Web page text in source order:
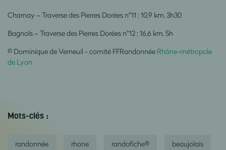
Charnay – Traverse des Pierres Dorées n°11 : 10,9 km, 3h30
Bagnols – Traverse des Pierres Dorées n°12: 16,6 km, 5h
© Dominique de Verneuil - comité FFRandonnée Rhône-métropole
de Lyon
Mots-clés :
randonnée rhone randofiche® beaujolais